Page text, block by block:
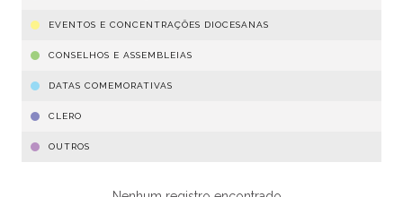
EVENTOS E CONCENTRAÇÕES DIOCESANAS
CONSELHOS E ASSEMBLEIAS
DATAS COMEMORATIVAS
CLERO
OUTROS